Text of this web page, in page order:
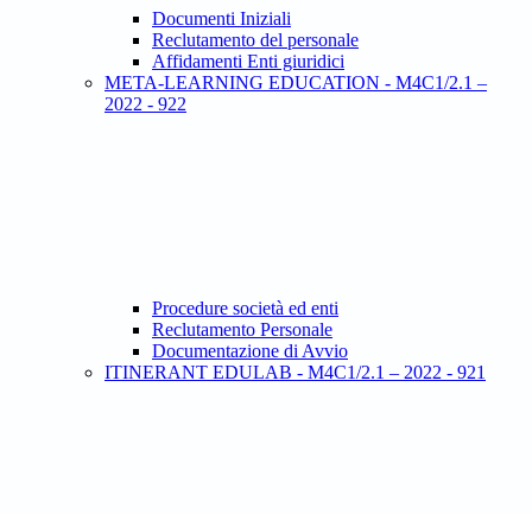
Documenti Iniziali
Reclutamento del personale
Affidamenti Enti giuridici
META-LEARNING EDUCATION - M4C1/2.1 –
2022 - 922
Procedure società ed enti
Reclutamento Personale
Documentazione di Avvio
ITINERANT EDULAB - M4C1/2.1 – 2022 - 921